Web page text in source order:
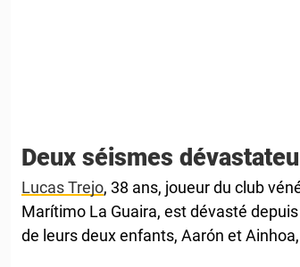
Deux séismes
Lucas Trejo, 38 ans, joueur du club
Marítimo La Guaira, est dévasté
de leurs deux enfants, Aarón et